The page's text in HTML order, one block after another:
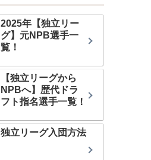
2025年【独立リー
グ】元NPB選手一
覧！
【独立リーグから
NPBへ】歴代ドラ
フト指名選手一覧！
独立リーグ入団方法